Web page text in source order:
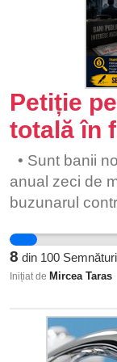
Petiție
totală în
• Sunt banii
anual zeci de
buzunarul
se duc acești
spălării de
la nivel global
românească
obscure. •
8 din 100 Semnături
Inițiat de Mircea Taras